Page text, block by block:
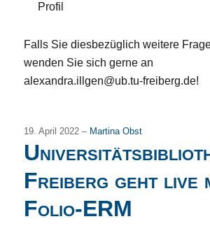
Profil
Falls Sie diesbezüglich weitere
wenden Sie sich gerne an
alexandra.illgen@ub.tu-freiberg.de!
19. April 2022 – Martina Obst
Freiberg geht live
Folio-ERM